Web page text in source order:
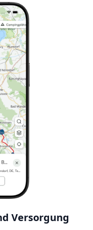
Versorgung